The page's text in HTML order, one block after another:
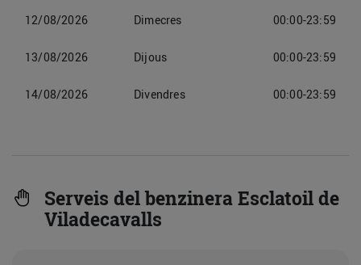
12/08/2026 Dimecres 00:00-23:59
13/08/2026 Dijous 00:00-23:59
14/08/2026 Divendres 00:00-23:59
Serveis del benzinera Esclatoil de
Viladecavalls